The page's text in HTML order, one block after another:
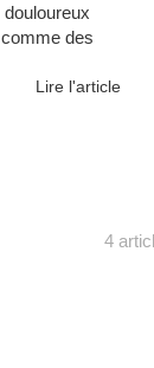
des
Lire l'article
4